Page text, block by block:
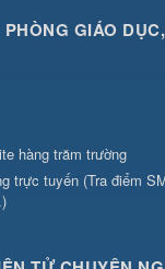
GIÁO
hàng trăm trường
trực tuyến (Tra điểm